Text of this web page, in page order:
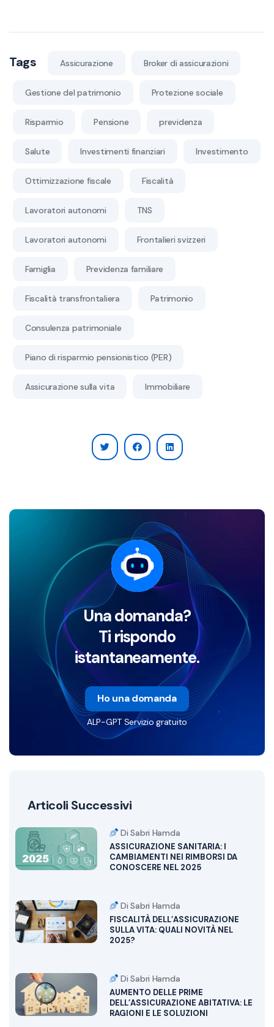
Tags Assicurazione Broker di assicurazioni
Gestione del patrimonio Protezione sociale
Risparmio Pensione previdenza
Salute Investimenti finanziari Investimento
Ottimizzazione fiscale Fiscalità
Lavoratori autonomi TNS
Lavoratori autonomi Frontalieri svizzeri
Famiglia Previdenza familiare
Fiscalità transfrontaliera Patrimonio
Consulenza patrimoniale
Piano di risparmio pensionistico (PER)
Assicurazione sulla vita Immobiliare
Una domanda?
Ti rispondo
istantaneamente.
Ho una domanda
ALP-GPT Servizio gratuito
Articoli Successivi
Di Sabri Hamda
ASSICURAZIONE SANITARIA: I
CAMBIAMENTI NEI RIMBORSI DA
CONOSCERE NEL 2025
Di Sabri Hamda
FISCALITÀ DELL’ASSICURAZIONE
SULLA VITA: QUALI NOVITÀ NEL
2025?
Di Sabri Hamda
AUMENTO DELLE PRIME
DELL’ASSICURAZIONE ABITATIVA: LE
RAGIONI E LE SOLUZIONI